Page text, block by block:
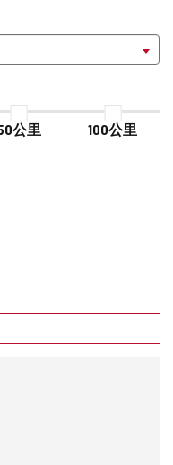
公里 100公里